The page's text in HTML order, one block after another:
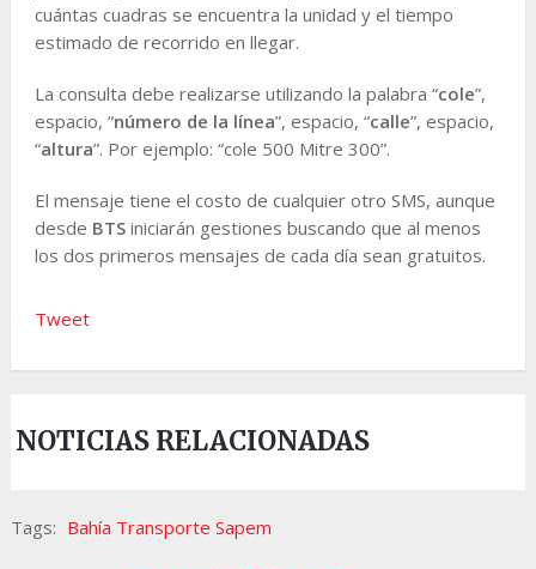
cuántas cuadras se encuentra la unidad y el tiempo
estimado de recorrido en llegar.
La consulta debe realizarse utilizando la palabra “cole”,
espacio, “número de la línea”, espacio, “calle”, espacio,
“altura”. Por ejemplo: “cole 500 Mitre 300”.
El mensaje tiene el costo de cualquier otro SMS, aunque
desde BTSiniciarán gestiones buscando que al menos
los dos primeros mensajes de cada día sean gratuitos.
Tweet
NOTICIAS RELACIONADAS
Tags: Bahía Transporte Sapem